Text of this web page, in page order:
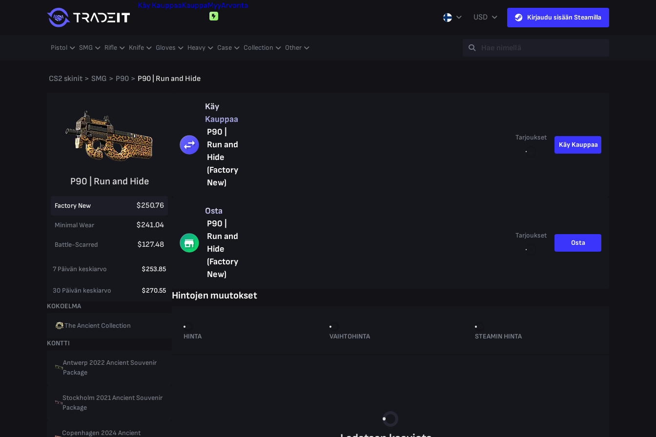
Käy KauppaaKauppaMyyArvonta
USD
Kirjaudu sisään Steamilla
Pistol SMG Rifle Knife Gloves Heavy Case Collection Other
CS2 skinit > SMG > P90 > P90 | Run and Hide
P90 | Run and Hide
Factory New $250.76
Minimal Wear $241.04
Battle-Scarred $127.48
7 Päivän keskiarvo $253.85
30 Päivän keskiarvo
$270.55
KOKOELMA
The Ancient Collection
KONTTI
Antwerp 2022 Ancient Souvenir
Package
Stockholm 2021 Ancient Souvenir
Package
Copenhagen 2024 Ancient
Käy
Kauppaa
P90 |
Run and
Hide
(Factory
New)
Tarjoukset
Käy Kauppaa
Osta
P90 |
Run and
Hide
(Factory
New)
Tarjoukset
Osta
Hintojen muutokset
HINTA VAIHTOHINTA STEAMIN HINTA